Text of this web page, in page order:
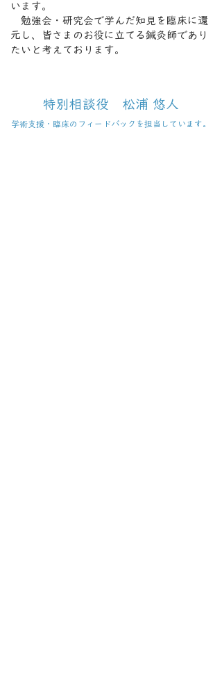
います。
勉強会・研究会で学んだ知見を臨床に還
元し、皆さまのお役に立てる鍼灸師であり
たいと考えております。
特別相談役 松浦 悠人
学術支援・臨床のフィードバックを担当しています。